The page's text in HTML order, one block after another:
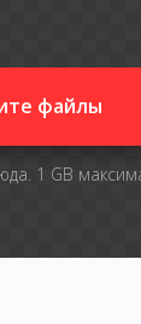
файлы
1 GB